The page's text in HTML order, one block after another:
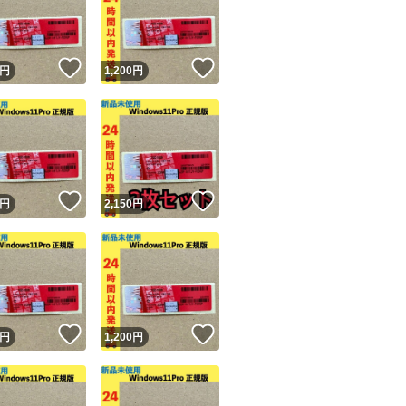
ユーザーの実績について
マが定めた一定の基準を満たしたユーザーにバッジを付与しています
引出品者 Yahoo!フリマの基準をクリアした安心・安全なユーザーです
績◯+ このユーザーはYahoo!フリマの取引を完了させた実績があり
この商品の情報をコピーします
画像の 無断転載は禁止 されています
ピーは1商品につき1回です
円 いいね！
1,200円
円 いいね！
2,150円
円 いいね！
1,200円